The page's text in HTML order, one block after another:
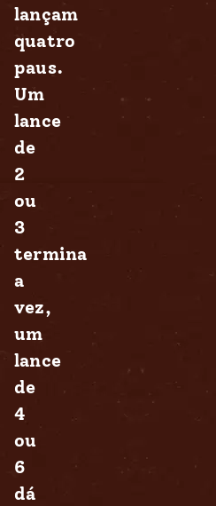
lançam
quatro
paus.
Um
lance
de
2
ou
3
termina
a
vez,
um
lance
de
4
ou
6
dá